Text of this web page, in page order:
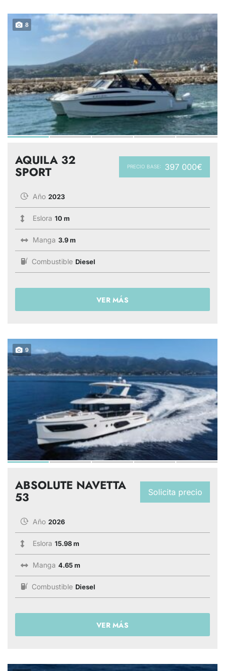
8
PRECIO BASE: 397 000€
AQUILA 32
SPORT
Año 2023
Eslora 10 m
Manga 3.9 m
Combustible Diesel
VER MÁS
9
Solicita precio
ABSOLUTE NAVETTA
53
Año 2026
Eslora 15.98 m
Manga 4.65 m
Combustible Diesel
VER MÁS